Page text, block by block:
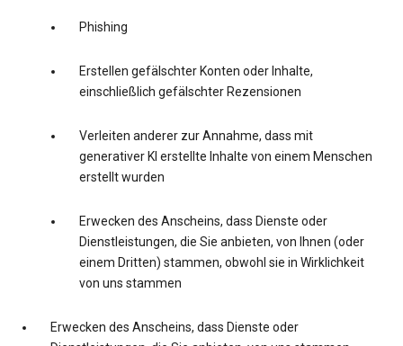
Phishing
Erstellen gefälschter Konten oder Inhalte,
einschließlich gefälschter Rezensionen
Verleiten anderer zur Annahme, dass mit
generativer KI erstellte Inhalte von einem Menschen
erstellt wurden
Erwecken des Anscheins, dass Dienste oder
Dienstleistungen, die Sie anbieten, von Ihnen (oder
einem Dritten) stammen, obwohl sie in Wirklichkeit
von uns stammen
Erwecken des Anscheins, dass Dienste oder